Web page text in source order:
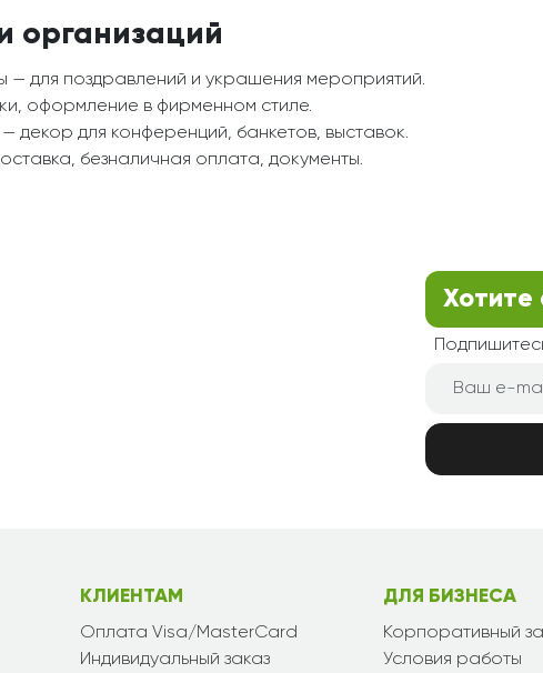
организаций
— для поздравлений и украшения мероприятий.
оформление в фирменном стиле.
декор для конференций, банкетов, выставок.
безналичная оплата, документы.
Хотите
КЛИЕНТАМ
Оплата Visa/MasterCard
Индивидуальный заказ
ДЛЯ БИЗНЕСА
Корпоративный
Условия работы